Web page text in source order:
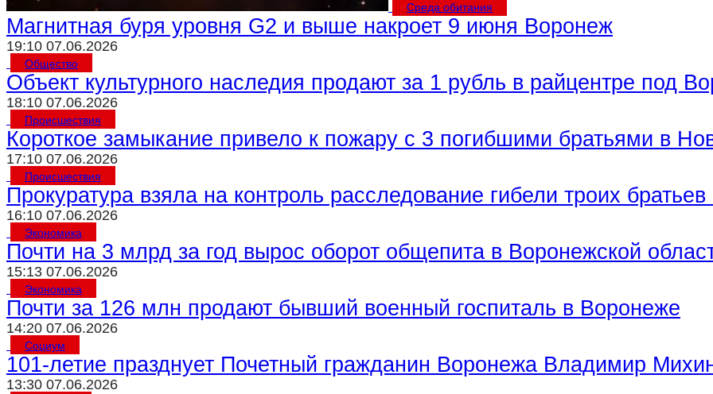
Среда обитания
Магнитная буря уровня G2 и выше накроет 9 июня Воронеж
19:10 07.06.2026
Общество
Объект культурного наследия продают за 1 рубль в райцентре под
18:10 07.06.2026
Происшествия
Короткое замыкание привело к пожару с 3 погибшими братьями в
17:10 07.06.2026
Происшествия
Прокуратура взяла на контроль расследование гибели троих
16:10 07.06.2026
Экономика
Почти на 3 млрд за год вырос оборот общепита в Воронежской
15:13 07.06.2026
Экономика
Почти за 126 млн продают бывший военный госпиталь в Воронеже
14:20 07.06.2026
Социум
101-летие празднует Почетный гражданин Воронежа Владимир
13:30 07.06.2026